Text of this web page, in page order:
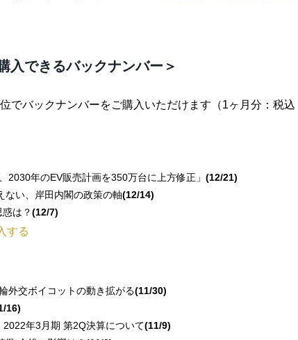
入できるバックナンバー＞
でバックナンバーをご購入いただけます（1ヶ月分：税込
年のEV販売計画を350万台に上方修正」 (12/21)
い、岸田内閣の政策の軸(12/14)
は？(12/7)
する
外交ボイコットの動き拡がる(11/30)
16)
年3月期 第2Q決算について(11/9)